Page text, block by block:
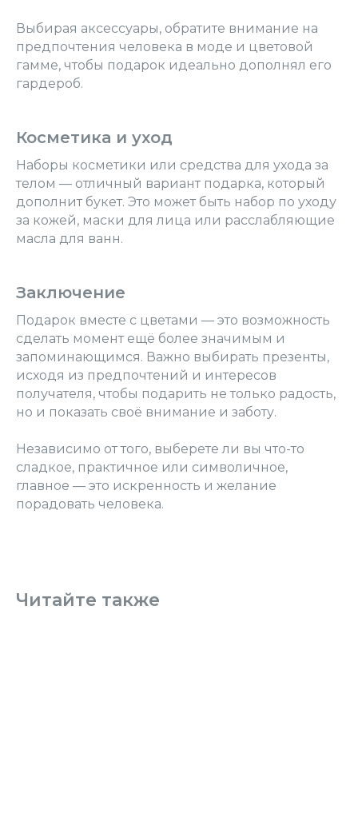
Выбирая аксессуары, обратите внимание на
предпочтения человека в моде и цветовой
гамме, чтобы подарок идеально дополнял его
гардероб.
Косметика и уход
Наборы косметики или средства для ухода за
телом — отличный вариант подарка, который
дополнит букет. Это может быть набор по уходу
за кожей, маски для лица или расслабляющие
масла для ванн.
Заключение
Подарок вместе с цветами — это возможность
сделать момент ещё более значимым и
запоминающимся. Важно выбирать презенты,
исходя из предпочтений и интересов
получателя, чтобы подарить не только радость,
но и показать своё внимание и заботу.
Независимо от того, выберете ли вы что-то
сладкое, практичное или символичное,
главное — это искренность и желание
порадовать человека.
Читайте также